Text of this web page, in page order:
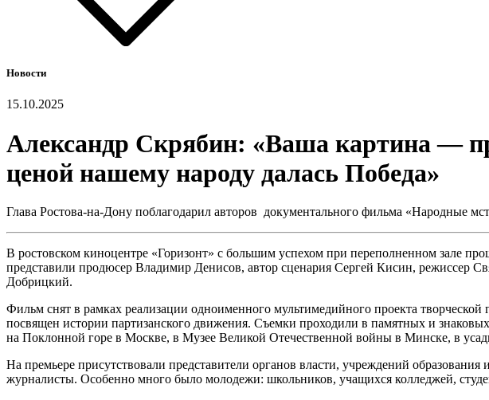
Новости
15.10.2025
Александр Скрябин: «Ваша картина —
ценой нашему народу далась Победа»
Глава Ростова-на-Дону поблагодарил авторов документального фильма «Народные
В ростовском киноцентре «Горизонт» с большим успехом при переполненном зале
представили продюсер Владимир Денисов, автор сценария Сергей Кисин, режиссер
Добрицкий.
Фильм снят в рамках реализации одноименного мультимедийного проекта
посвящен истории партизанского движения. Съемки проходили в памятных и
на Поклонной горе в Москве, в Музее Великой Отечественной войны в Минске, в
На премьере присутствовали представители органов власти, учреждений
журналисты. Особенно много было молодежи: школьников, учащихся колледжей,